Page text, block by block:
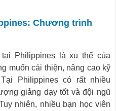
Chương trình
Philippines là xu thế của
muốn cải thiện, nâng cao kỹ
Philippines có rất nhiều
giảng dạy tốt và đội ngũ
nhiên, nhiều bạn học viên